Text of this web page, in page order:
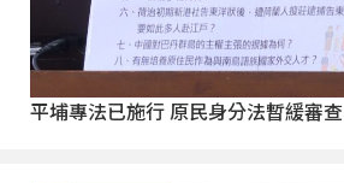
平埔專法已施行 原民身分法暫緩審查